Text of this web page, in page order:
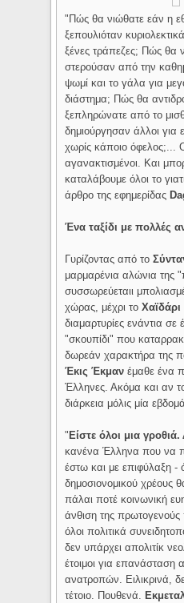
"Πώς θα νιώθατε εάν η
ξεπουλιόταν
ξένες τράπεζες; Πώς θα
στερούσαν από την
ψωμί και το γάλα για
διάστημα; Πώς θα
ξεπληρώνατε από το
δημιούργησαν άλλοι για
χωρίς κάποιο όφελος;...
αγανακτισμένοι. Και
καταλάβουμε όλοι το
άρθρο της εφημερίδας
Ένα ταξίδι με πολλές
Γυρίζοντας από το
μαρμαρένια αλώνια της
συσσωρεύεταιι
χώρας, μέχρι τοΧαϊδάρι
διαμαρτυρίες ενάντια
"σκουπίδι" που
δωρεάν χαρακτήρα της
Έκις Έκμανέμαθε ένα
Έλληνες. Ακόμα και αν το
διάρκεια μόλις μία
"Είστε όλοι μια γροθιά.
κανένα Έλληνα που να
έστω και με επιφύλαξη -
δημοσιονομικού
πάλαι ποτέ κοινωνική
άνθιση της
όλοι πολιτικά
δεν υπάρχει απολιτίκ
έτοιμοι για επανάσταση
ανατροπών. Ειλικρινά,
τέτοιο. Πουθενά.